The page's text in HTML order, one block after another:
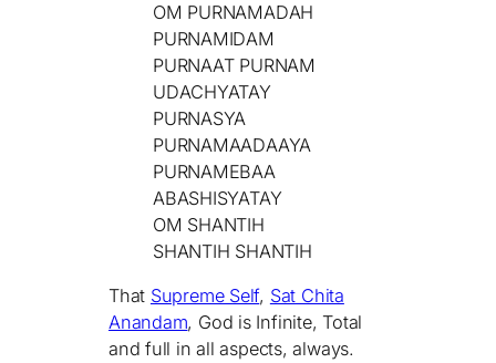
OM PURNAMADAH
PURNAMIDAM
PURNAAT PURNAM
UDACHYATAY
PURNASYA
PURNAMAADAAYA
PURNAMEBAA
ABASHISYATAY
OM SHANTIH
SHANTIH SHANTIH
That Supreme Self, Sat Chita
Anandam, God is Infinite, Total
and full in all aspects, always.